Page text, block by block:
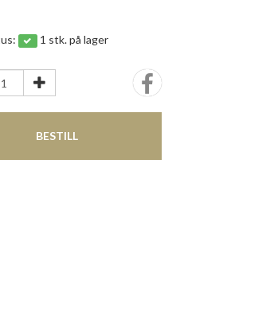
1 stk. på lager
BESTILL